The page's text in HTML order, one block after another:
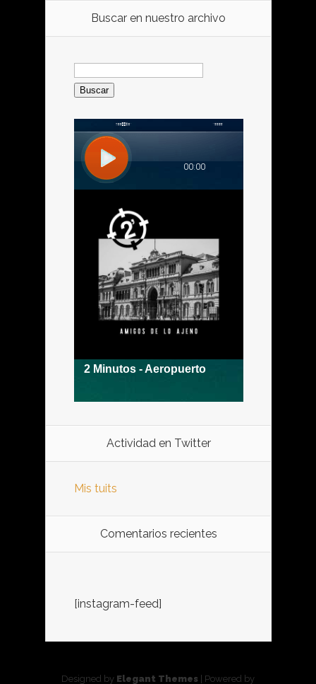
Buscar en nuestro archivo
Buscar:
Actividad en Twitter
Mis tuits
Comentarios recientes
[instagram-feed]
Designed by Elegant Themes | Powered by